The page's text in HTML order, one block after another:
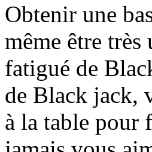
Obtenir une
même être
fatigué de
de Black jack,
à la table pour